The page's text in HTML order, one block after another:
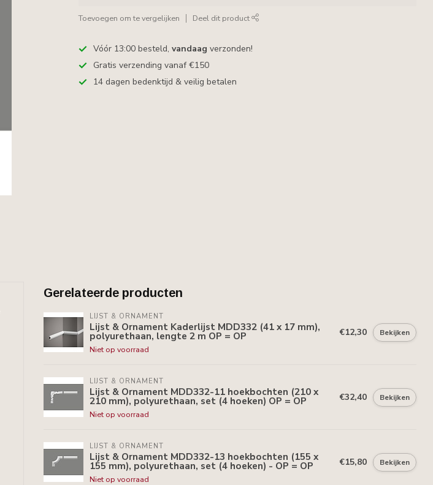
Toevoegen om te vergelijken Deel dit product
Vóór 13:00 besteld,vandaag verzonden!
Gratis verzending vanaf €150
14 dagen bedenktijd & veilig betalen
Gerelateerde producten
LIJST & ORNAMENT
Lijst & Ornament Kaderlijst MDD332 (41 x 17 mm),
polyurethaan, lengte 2 m OP = OP
Niet op voorraad
€12,30 Bekijken
LIJST & ORNAMENT
Lijst & Ornament MDD332-11 hoekbochten (210 x
210 mm), polyurethaan, set (4 hoeken) OP = OP
Niet op voorraad
€32,40 Bekijken
LIJST & ORNAMENT
Lijst & Ornament MDD332-13 hoekbochten (155 x
155 mm), polyurethaan, set (4 hoeken) - OP = OP
Niet op voorraad
€15,80 Bekijken